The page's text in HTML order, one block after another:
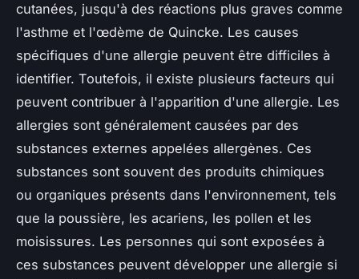
cutanées, jusqu'à des réactions plus graves comme
l'asthme et l'œdème de Quincke. Les causes
spécifiques d'une allergie peuvent être difficiles à
identifier. Toutefois, il existe plusieurs facteurs qui
peuvent contribuer à l'apparition d'une allergie. Les
allergies sont généralement causées par des
substances externes appelées allergènes. Ces
substances sont souvent des produits chimiques
ou organiques présents dans l'environnement, tels
que la poussière, les acariens, les pollen et les
moisissures. Les personnes qui sont exposées à
ces substances peuvent développer une allergie si